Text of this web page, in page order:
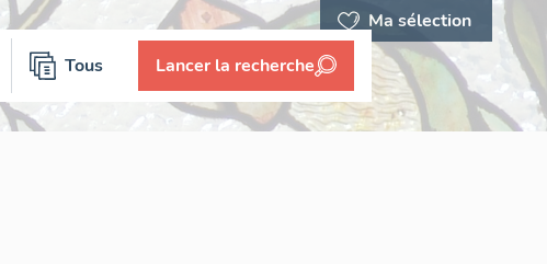
Ma sélection
Tous Lancer la recherche